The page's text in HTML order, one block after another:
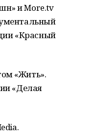
и More.tv
«Красный
«Жить».
«Делая